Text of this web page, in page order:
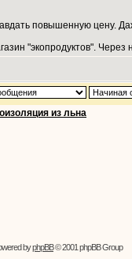
повышенную цену.
"экопродуктов".
из льна
byphpBB© 2001 phpBB Group